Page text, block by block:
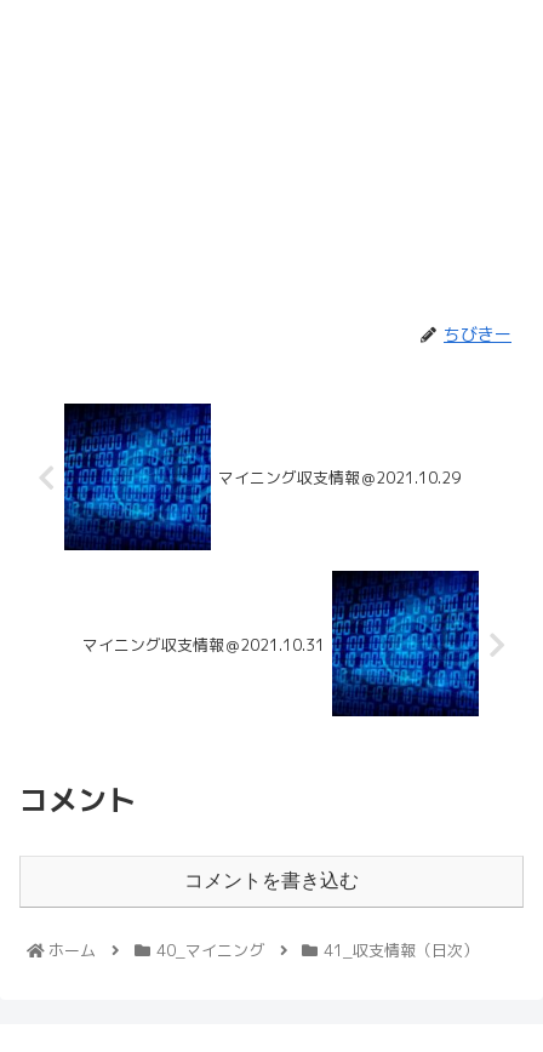
ちびきー
マイニング収支情報＠2021.10.29
マイニング収支情報＠2021.10.31
コメント
コメントを書き込む
ホーム 40_マイニング 41_収支情報（日次）